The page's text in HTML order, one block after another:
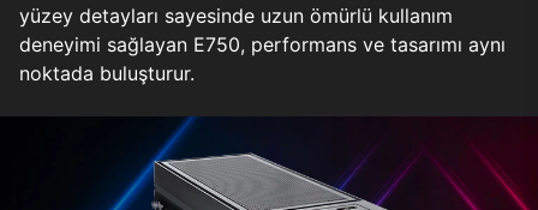
yüzey detayları sayesinde uzun ömürlü kullanım
deneyimi sağlayan E750, performans ve tasarımı aynı
noktada buluşturur.